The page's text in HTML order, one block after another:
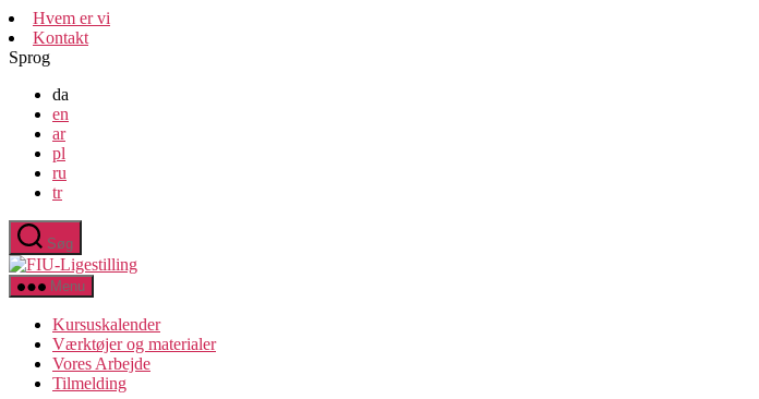
Spring
til
indholdet
Hvem er vi
Kontakt
Sprog
da
en
ar
pl
ru
tr
Søg
FIU-
Menu
Kursuskalender
Værktøjer og materialer
Vores Arbejde
Tilmelding